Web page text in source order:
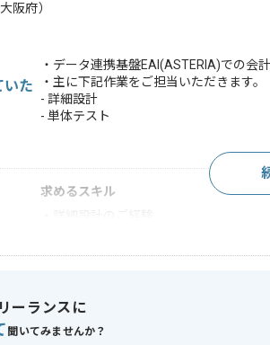
阪府）
いた
・データ連携基盤EAI(ASTERIA)での会
・主に下記作業をご担当いただきます。
- 詳細設計
- 単体テスト
求めるスキル
歓迎スキル
・ASTERIAを用いた開発経験
スキルに不安がある方へ
ーランスに
聞いてみませんか？